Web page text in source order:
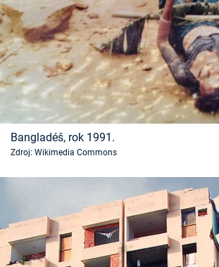
Bangladéš, rok 1991.
Zdroj: Wikimedia Commons